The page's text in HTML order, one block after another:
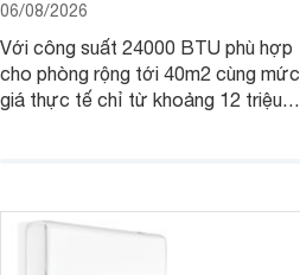
06/08/2026
Với công suất 24000 BTU phù hợp
cho phòng rộng tới 40m2 cùng mức
giá thực tế chỉ từ khoảng 12 triệu